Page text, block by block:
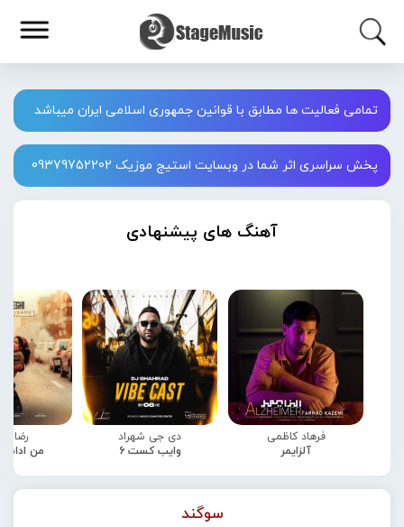
تمامی فعالیت ها مطابق با قوانین جمهوری اسلامی ایران میباشد
پخش سراسری اثر شما در وبسایت استیج موزیک 09379752202
آهنگ های پیشنهادی
فرهاد کاظمی
آلزایمر
دی جی شهراد
وایب کست 6
رضا
من
سوگند